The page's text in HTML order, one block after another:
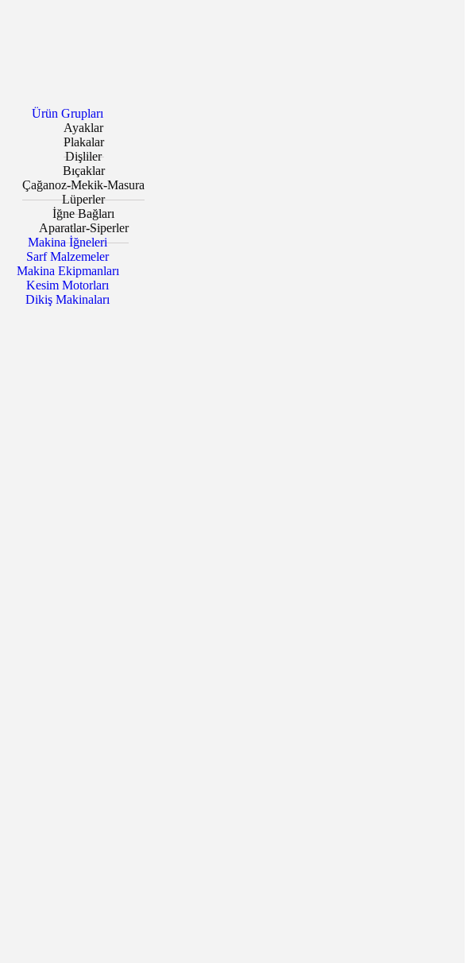
Ürün Grupları
Ayaklar
Plakalar
Dişliler
Bıçaklar
Çağanoz-Mekik-Masura
Lüperler
İğne Bağları
Aparatlar-Siperler
Makina İğneleri
Sarf Malzemeler
Makina Ekipmanları
Kesim Motorları
Dikiş Makinaları